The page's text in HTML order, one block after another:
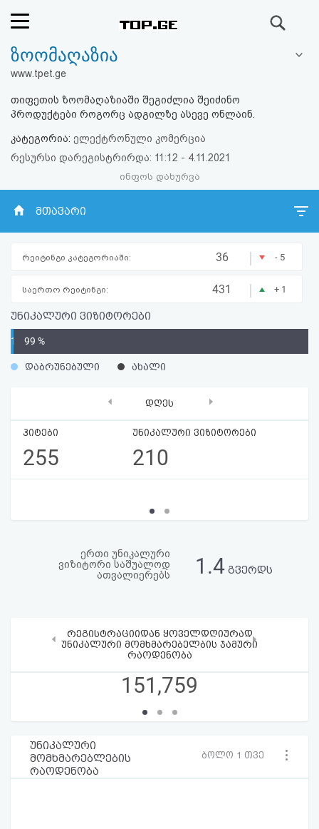
რეიტინგი
კითხვა-
პასუხი
რეგისტრაცია
აღდგენა
HTML
სალიცენზიო
შეთანხმება
ზოომაღაზია
www.tpet.ge
თიფეთის ზოომაღაზიაში შეგიძლია შეიძინო
პროდუქტები როგორც ადგილზე ასევე ონლაინ.
კატეგორია: ელექტრონული კომერცია
რესურსი დარეგისტრირდა: 11:12 - 4.11.2021
ინფოს დახურვა
მთავარი
რეიტინგი კატეგორიაში: 36 | - 5
საერთო რეიტინგი: 431 | + 1
უნიკალური ვიზიტორები
1
%
99 %
დაბრუნებული ახალი
დღეს
ჰიტები
255
უნიკალური ვიზიტორები
210
‹ ›
ერთი უნიკალური
ვიზიტორი საშუალოდ
ათვალიერებს
1.4გვერდს
რეგისტრაციიდან ყოველდღიურად
უნიკალური მომხმარებელბის ჯამური
რაოდენობა
151,759
‹ ›
უნიკალური
მომხმარებლების
რაოდენობა
ბოლო 1 თვე